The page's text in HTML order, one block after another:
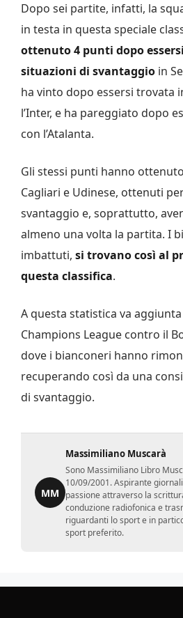
Dopo sei partite, infatti, la
in testa in questa speciale
ottenuto 4 punti dopo
situazioni di svantaggio in
ha vinto dopo essersi trovata
l’Inter, e ha pareggiato dopo
con l’Atalanta.
Gli stessi punti hanno
Cagliari e Udinese, ottenuti
svantaggio e, soprattutto,
almeno una volta la partita. I
imbattuti, si trovano così al
questa classifica.
A questa statistica va
Champions League contro il
dove i bianconeri hanno
recuperando così da una
di svantaggio.
MM
Massimiliano Muscarà
Sono Massimiliano Libro
10/09/2001. Aspirante
passione attraverso la
conduzione radiofonica e
riguardanti lo sport e in
sport preferito.